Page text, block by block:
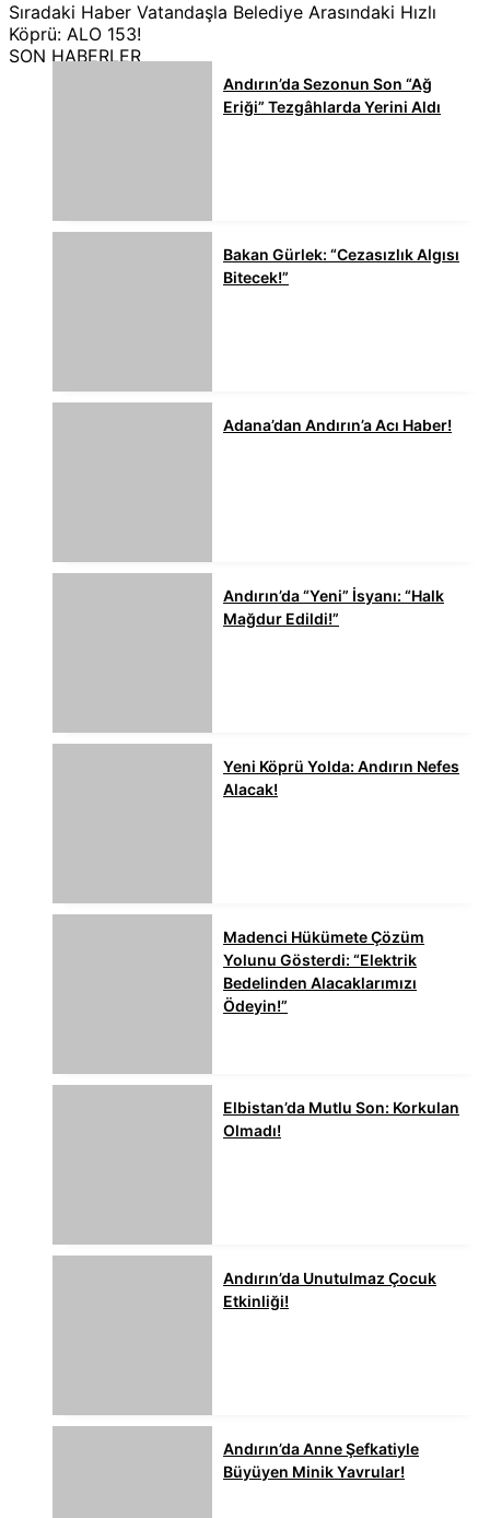
Sıradaki Haber Vatandaşla Belediye Arasındaki Hızlı
Köprü: ALO 153!
SON HABERLER
Andırın’da Sezonun Son “Ağ
Eriği” Tezgâhlarda Yerini Aldı
Bakan Gürlek: “Cezasızlık Algısı
Bitecek!”
Adana’dan Andırın’a Acı Haber!
Andırın’da “Yeni” İsyanı: “Halk
Mağdur Edildi!”
Yeni Köprü Yolda: Andırın Nefes
Alacak!
Madenci Hükümete Çözüm
Yolunu Gösterdi: “Elektrik
Bedelinden Alacaklarımızı
Ödeyin!”
Elbistan’da Mutlu Son: Korkulan
Olmadı!
Andırın’da Unutulmaz Çocuk
Etkinliği!
Andırın’da Anne Şefkatiyle
Büyüyen Minik Yavrular!